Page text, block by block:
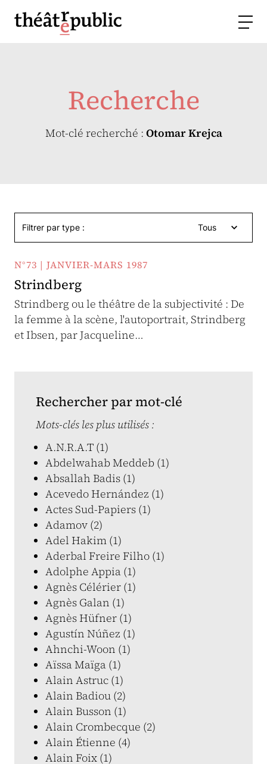
Recherche
Mot-clé recherché : Otomar Krejca
Filtrer par type : Tous
N°73 | JANVIER-MARS 1987
Strindberg
Strindberg ou le théâtre de la subjectivité : De
la femme à la scène, l'autoportrait, Strindberg
et Ibsen, par Jacqueline…
Rechercher par mot-clé
Mots-clés les plus utilisés :
A.N.R.A.T (1)
Abdelwahab Meddeb (1)
Absallah Badis (1)
Acevedo Hernández (1)
Actes Sud-Papiers (1)
Adamov (2)
Adel Hakim (1)
Aderbal Freire Filho (1)
Adolphe Appia (1)
Agnès Célérier (1)
Agnès Galan (1)
Agnès Hüfner (1)
Agustín Núñez (1)
Ahnchi-Woon (1)
Aïssa Maïga (1)
Alain Astruc (1)
Alain Badiou (2)
Alain Busson (1)
Alain Crombecque (2)
Alain Étienne (4)
Alain Foix (1)